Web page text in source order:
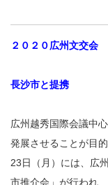
２０２０広州文交会
長沙市と提携
広州越秀国際会議中
発展させることが目
23日（月）には、広
市推介会」が行われ